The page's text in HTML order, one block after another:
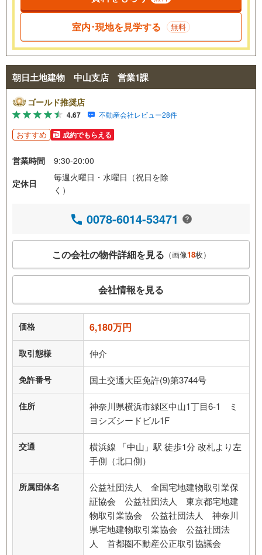
室内･現地を見学する 無料
朝日土地建物 中山支店 営業1課
ゴールド推奨店
4.67 不動産会社レビュー28件
おすすめ 成約でもらえる
営業時間
9:30-20:00
定休日
毎週火曜日・水曜日（祝日を除
く）
0078-6014-53471
この会社の物件詳細を見る （画像18枚）
会社情報を見る
価格 6,180万円
取引態様 仲介
免許番号 国土交通大臣免許(9)第3744号
住所
神奈川県横浜市緑区中山1丁目6-1 ミ
ヨシズシードビル1F
交通
横浜線 「中山」駅 徒歩1分 改札より左
手側（北口側）
所属団体名
公益社団法人 全国宅地建物取引業保
証協会 公益社団法人 東京都宅地建
物取引業協会 公益社団法人 神奈川
県宅地建物取引業協会 公益社団法
人 首都圏不動産公正取引協議会